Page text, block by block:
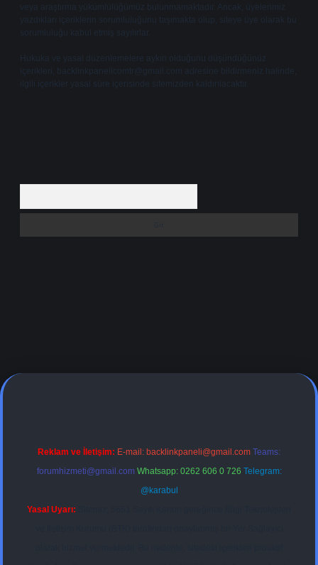
veya araştırma yükümlülüğümüz bulunmamaktadır. Ancak, üyelerimiz
yazdıkları içeriklerin sorumluluğunu taşımakta olup, siteye üye olarak bu
sorumluluğu kabul etmiş sayılırlar.
Hukuka ve yasal düzenlemelere aykırı olduğunu düşündüğünüz
içerikleri,
backlinkpanelicomtr@gmail.com adresine bildirmeniz halinde,
ilgili içerikler yasal süre içerisinde sitemizden kaldırılacaktır.
Reklam ve İletişim: E-mail: backlinkpaneli@gmail.com Teams:
forumhizmeti@gmail.com Whatsapp: 0262 606 0 726 Telegram:
@karabul
Yasal Uyarı: